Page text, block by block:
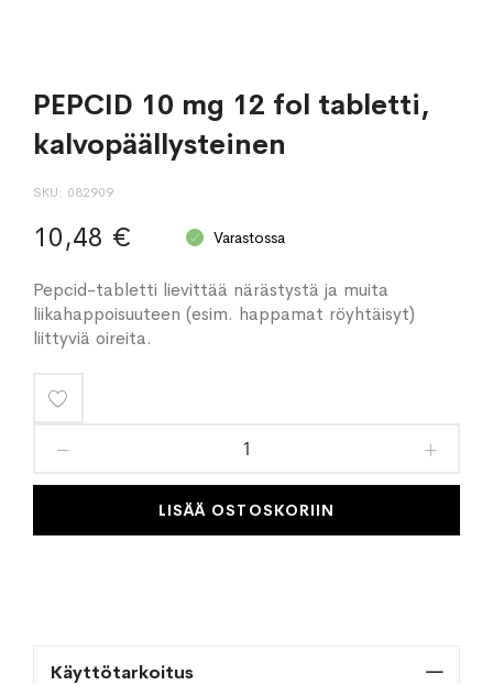
PEPCID 10 mg 12 fol tabletti,
kalvopäällysteinen
SKU 082909
10,48 € Varastossa
Pepcid-tabletti lievittää närästystä ja muita
liikahappoisuuteen (esim. happamat röyhtäisyt)
liittyviä oireita.
toivelistaan
LISÄÄ OSTOSKORIIN
Käyttötarkoitus